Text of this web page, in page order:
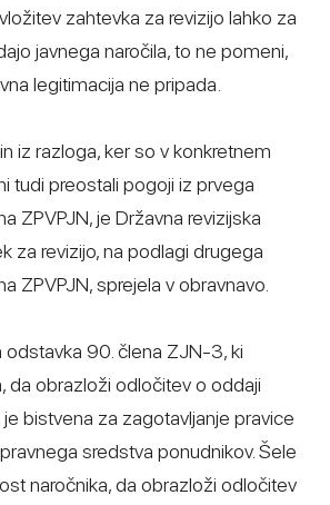
zahtevka za revizijo lahko za
javnega naročila, to ne pomeni,
legitimacija ne pripada.
iz razloga, ker so v konkretnem
tudi preostali pogoji iz prvega
ZPVPJN, je Državna revizijska
za revizijo, na podlagi drugega
ZPVPJN, sprejela v obravnavo.
90. člena ZJN-3, ki
da obrazloži odločitev o oddaji
je bistvena za zagotavljanje pravice
sredstva ponudnikov. Šele
naročnika, da obrazloži odločitev